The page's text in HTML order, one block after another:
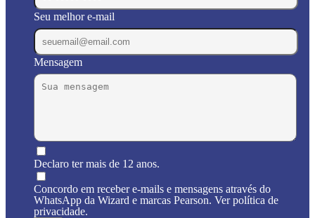
Seu melhor e-mail
Mensagem
Declaro ter mais de 12 anos.
Concordo em receber e-mails e mensagens através do
WhatsApp da Wizard e marcas Pearson. Ver política de
privacidade.